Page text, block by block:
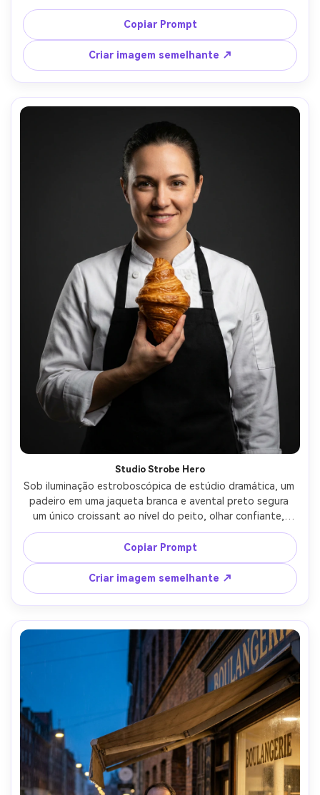
Canon 5D Mark IV 85mm f/1.4, close-up médio 4:5, tons
quentes de padaria, texturas finas de grãos de filme,
clareza editorial, sombras realistas e detalhes naturais da
pele-AR 4:5
Copiar Prompt
Criar imagem semelhante ↗
Studio Strobe Hero
Sob iluminação estroboscópica de estúdio dramática, um
padeiro em uma jaqueta branca e avental preto segura
um único croissant ao nível do peito, olhar confiante,
pano de fundo escuro sem costura, chave estilo Profoto
e luzes de aro, Nikon Z8 105mm f/2.8, vertical 4:5 retrato
de estúdio, contraste nítido, destaques limpos, textura
fotorealista da pele-AR 4:5
Copiar Prompt
Criar imagem semelhante ↗